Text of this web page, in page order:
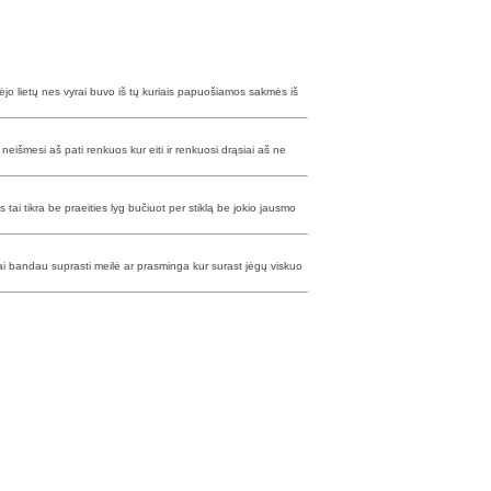
lietų nes vyrai buvo iš tų kuriais papuošiamos sakmės iš
aš pati renkuos kur eiti ir renkuosi drąsiai aš ne
tikra be praeities lyg bučiuot per stiklą be jokio jausmo
suprasti meilė ar prasminga kur surast jėgų viskuo